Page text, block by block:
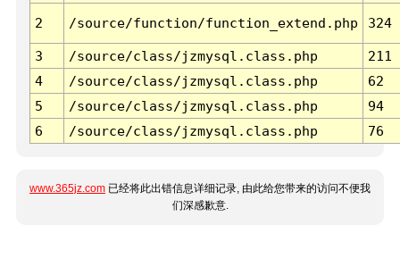
2 /source/function/function_extend.php 324
3 /source/class/jzmysql.class.php
211
4
/source/class/jzmysql.class.php
62
5
/source/class/jzmysql.class.php
94
6
/source/class/jzmysql.class.php 76
www.365jz.com 已经将此出错信息详细记录, 由此给您带来的访问不便我
们深感歉意.